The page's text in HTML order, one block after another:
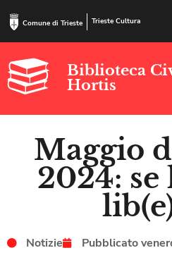
Comune di Trieste Trieste Cultura
Biblioteca
Hortis
Maggio
2024: se
Notizie Pubblicato